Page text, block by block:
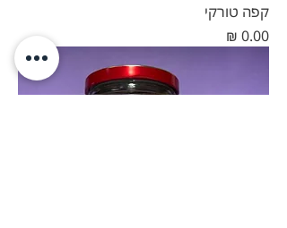
קפה טורקי
מחיר